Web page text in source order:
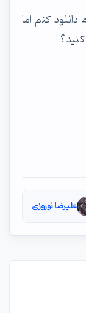
کنم اما
؟
علیرضا نوروزی